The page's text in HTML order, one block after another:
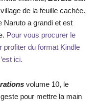
de la feuille cachée.
Naruto a grandi et est
Pour vous procurer le
profiter du format Kindle
ici.
volume 10, le
pour mettre la main